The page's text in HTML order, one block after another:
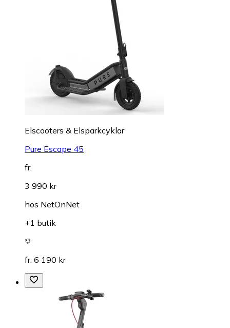
Elscooters & Elsparkcyklar
Pure Escape 45
fr.
3 990 kr
hos NetOnNet
+1 butik
fr. 6 190 kr